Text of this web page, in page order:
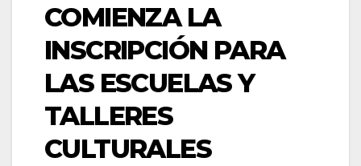
COMIENZA LA
INSCRIPCIÓN PARA
LAS ESCUELAS Y
TALLERES
CULTURALES